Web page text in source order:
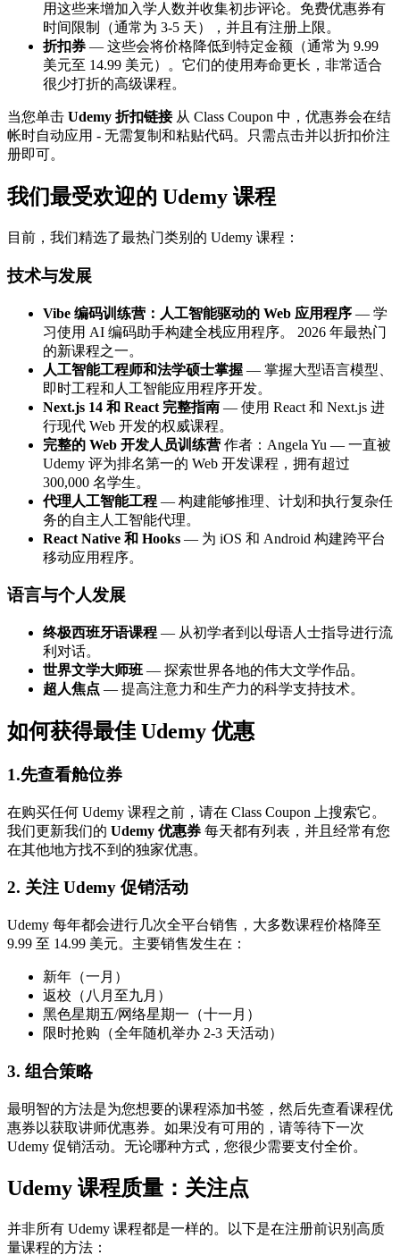
用这些来增加入学人数并收集初步评论。免费优惠券有
时间限制（通常为 3-5 天），并且有注册上限。
折扣券 — 这些会将价格降低到特定金额（通常为 9.99
美元至 14.99 美元）。它们的使用寿命更长，非常适合
很少打折的高级课程。
当您单击 Udemy 折扣链接从 Class Coupon 中，优惠券会在结
帐时自动应用 - 无需复制和粘贴代码。只需点击并以折扣价注
册即可。
我们最受欢迎的 Udemy 课程
目前，我们精选了最热门类别的 Udemy 课程：
技术与发展
Vibe 编码训练营：人工智能驱动的 Web 应用程序 — 学
习使用 AI 编码助手构建全栈应用程序。 2026 年最热门
的新课程之一。
人工智能工程师和法学硕士掌握 — 掌握大型语言模型、
即时工程和人工智能应用程序开发。
Next.js 14 和 React 完整指南 — 使用 React 和 Next.js 进
行现代 Web 开发的权威课程。
完整的 Web 开发人员训练营 作者：Angela Yu — 一直被
Udemy 评为排名第一的 Web 开发课程，拥有超过
300,000 名学生。
代理人工智能工程 — 构建能够推理、计划和执行复杂任
务的自主人工智能代理。
React Native 和 Hooks — 为 iOS 和 Android 构建跨平台
移动应用程序。
语言与个人发展
终极西班牙语课程 — 从初学者到以母语人士指导进行流
利对话。
世界文学大师班 — 探索世界各地的伟大文学作品。
超人焦点 — 提高注意力和生产力的科学支持技术。
如何获得最佳 Udemy 优惠
1.先查看舱位券
在购买任何 Udemy 课程之前，请在 Class Coupon 上搜索它。
我们更新我们的 Udemy 优惠券 每天都有列表，并且经常有您
在其他地方找不到的独家优惠。
2. 关注 Udemy 促销活动
Udemy 每年都会进行几次全平台销售，大多数课程价格降至
9.99 至 14.99 美元。主要销售发生在：
新年（一月）
返校（八月至九月）
黑色星期五/网络星期一（十一月）
限时抢购（全年随机举办 2-3 天活动）
3. 组合策略
最明智的方法是为您想要的课程添加书签，然后先查看课程优
惠券以获取讲师优惠券。如果没有可用的，请等待下一次
Udemy 促销活动。无论哪种方式，您很少需要支付全价。
Udemy 课程质量：关注点
并非所有 Udemy 课程都是一样的。以下是在注册前识别高质
量课程的方法：